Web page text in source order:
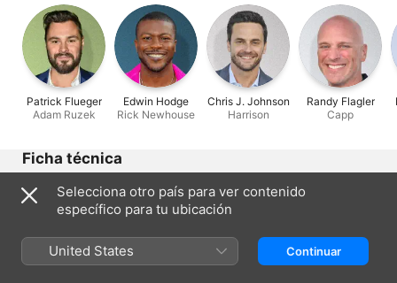
Patrick Flueger
Adam Ruzek
Edwin Hodge
Rick Newhouse
Chris J. Johnson
Harrison
Randy Flagler
Capp
Ficha técnica
Estreno
2014
40 min
Selecciona otro país para ver contenido
específico para tu ubicación
United States Continuar